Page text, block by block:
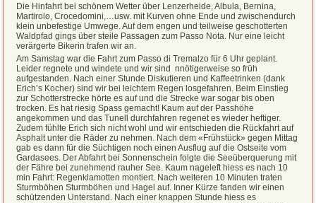
Die Hinfahrt bei schönem Wetter über Lenzerheide, Albula, Bernina,
Martirolo, Crocedomini,…usw. mit Kurven ohne Ende und zwischendurch
klein unbefestige Umwege. Auf dem engen und teilweise geschotterten
Waldpfad gings über steile Passagen zum Passo Nota. Nur eine leicht
verärgerte Bikerin trafen wir an.
Am Samstag war die Fahrt zum Passo di Tremalzo für 6 Uhr geplant.
Leider regnete und windete und wir sind nnötigerweise so früh
aufgestanden. Nach einer Stunde Diskutieren und Kaffeetrinken (dank
Erich’s Kocher) sind wir bei leichtem Regen losgefahren. Beim Einstieg
zur Schotterstrecke hörte es auf und die Strecke war sogar bis oben
trocken. Es hat riesig Spass gemacht! Kaum auf der Passhöhe
angekommen und das Tunell durchfahren regenet es wieder heftiger.
Zudem fühlte Erich sich nicht wohl und wir entschieden die Rückfahrt auf
Asphalt unter die Räder zu nehmen. Nach dem «Frühstück» gegen Mittag
gab es dann für die Süchtigen noch einen Ausflug auf die Ostseite vom
Gardasees. Der Abfahrt bei Sonnenschein folgte die Seeüberquerung mit
der Fähre bei zunehmend rauher See. Kaum nageleft hiess es nach 10
min Fahrt: Regenklamotten montiert. Nach weiteren 10 Minuten traten
Sturmböhen Sturmböhen und Hagel auf. Inner Kürze fanden wir einen
schützenden Unterstand. Nach einer knappen Stunde hiess es